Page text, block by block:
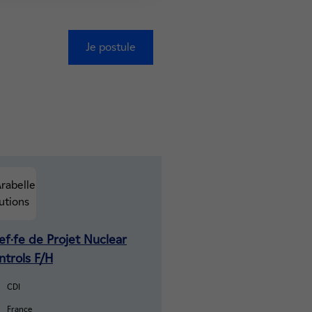
Je postule
de Projet Nuclear
F/H
CDI
France